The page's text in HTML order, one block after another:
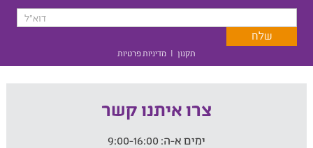
תקנון | מדיניות פרטיות
צרו איתנו קשר
ימים א-ה: